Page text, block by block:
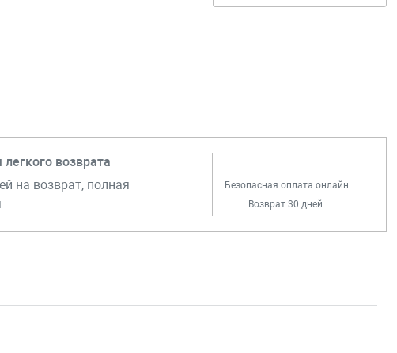
легкого возврата
на возврат, полная
Безопасная оплата онлайн
Возврат 30 дней